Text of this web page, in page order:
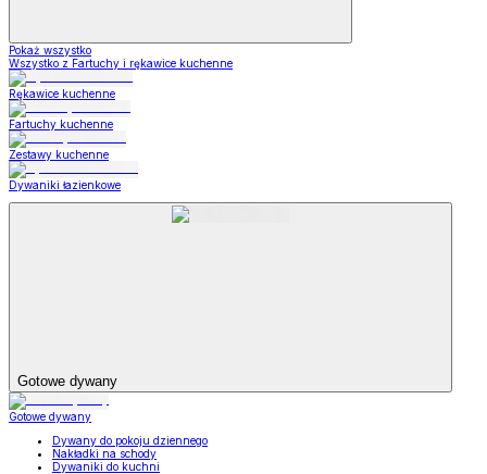
Pokaż wszystko
Wszystko z Fartuchy i rękawice kuchenne
Rękawice kuchenne
Fartuchy kuchenne
Zestawy kuchenne
Dywaniki łazienkowe
Gotowe dywany
Gotowe dywany
Dywany do pokoju dziennego
Nakładki na schody
Dywaniki do kuchni